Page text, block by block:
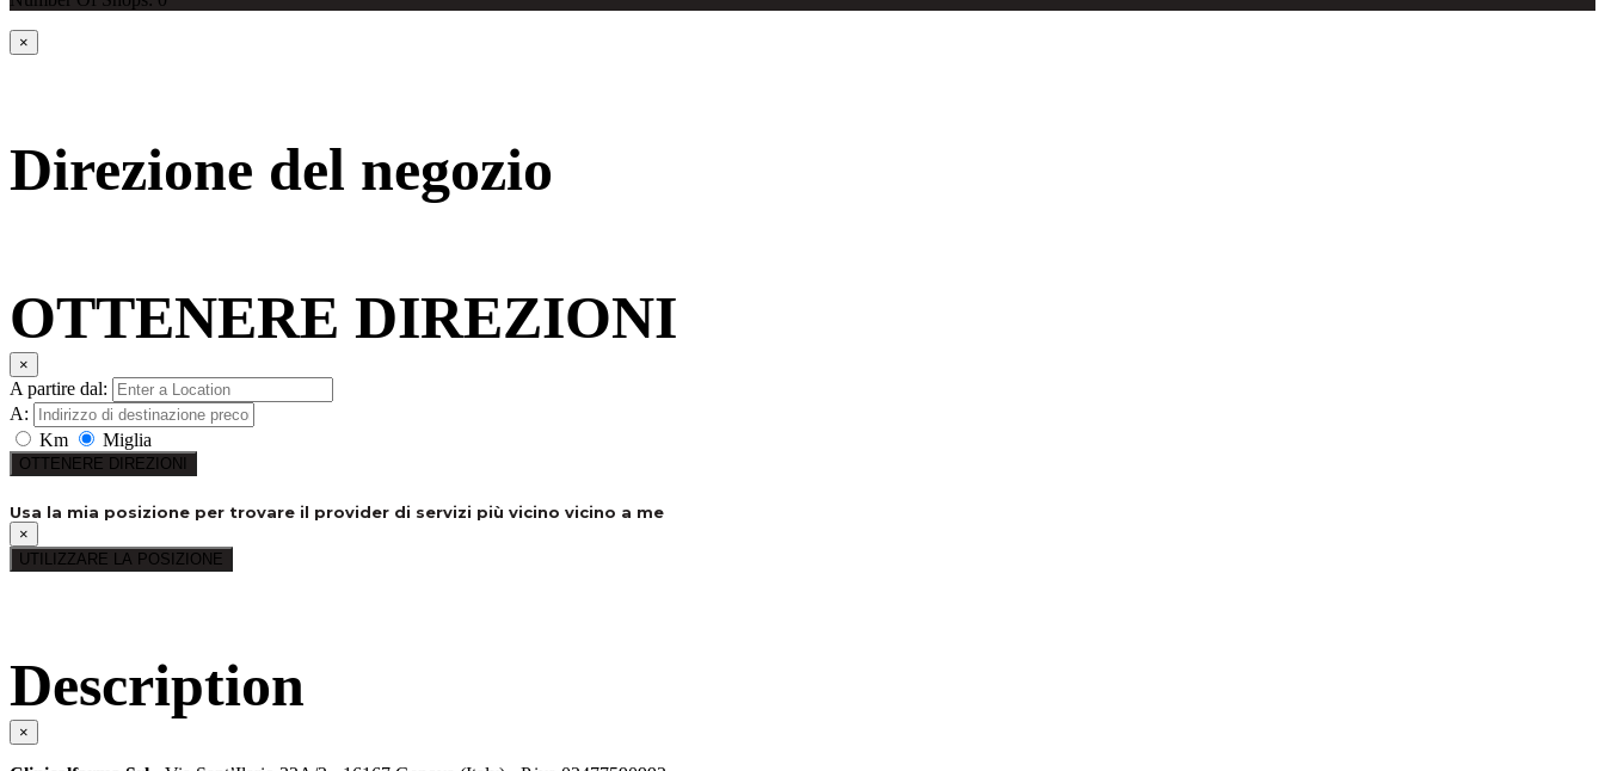
×
Direzione del negozio
OTTENERE DIREZIONI
×
A partire dal:
A:
Km
Miglia
OTTENERE DIREZIONI
Usa la mia posizione per trovare il provider di servizi più vicino vicino a me
×
UTILIZZARE LA POSIZIONE
Description
×